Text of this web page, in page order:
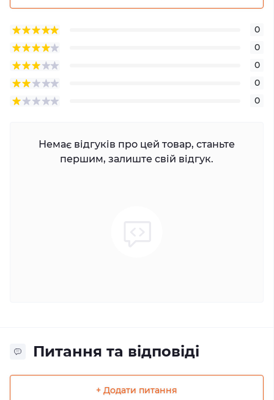
0
0
0
0
0
Немає відгуків про цей товар, станьте
першим, залиште свій відгук.
Питання та відповіді
+ Додати питання